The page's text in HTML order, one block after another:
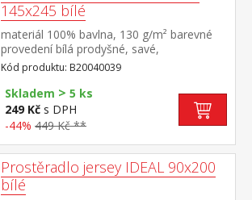
145x245 bílé
materiál 100% bavlna, 130 g/m² barevné
provedení bílá prodyšné, savé,
stálobarevné pratelné do 60 °C
Kód produktu: B20040039
Skladem > 5 ks
249 Kč s DPH
-44% 449 Kč **
Prostěradlo jersey IDEAL 90x200
bílé